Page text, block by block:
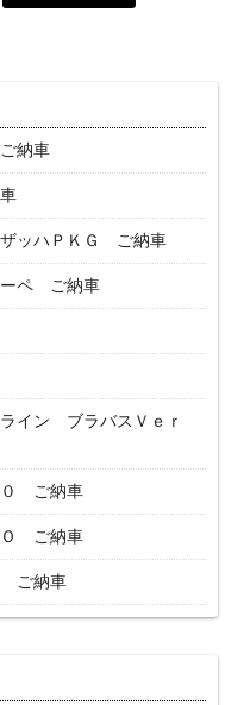
納車
ッハＰＫＧ ご納車
ペ ご納車
イン ブラバスＶｅｒ
０ ご納車
Ｏ ご納車
ご納車